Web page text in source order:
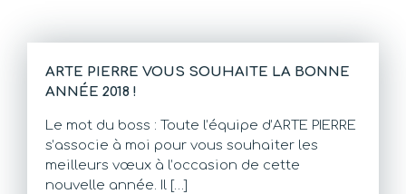
ARTE PIERRE VOUS SOUHAITE LA BONNE
ANNÉE 2018 !
Le mot du boss : Toute l’équipe d’ARTE PIERRE
s’associe à moi pour vous souhaiter les
meilleurs vœux à l’occasion de cette
nouvelle année. Il […]